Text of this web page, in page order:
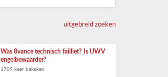
uitgebreid zoeken
Was 8vance technisch failliet? Is UWV
engelbewaarder?
1709 keer bekeken